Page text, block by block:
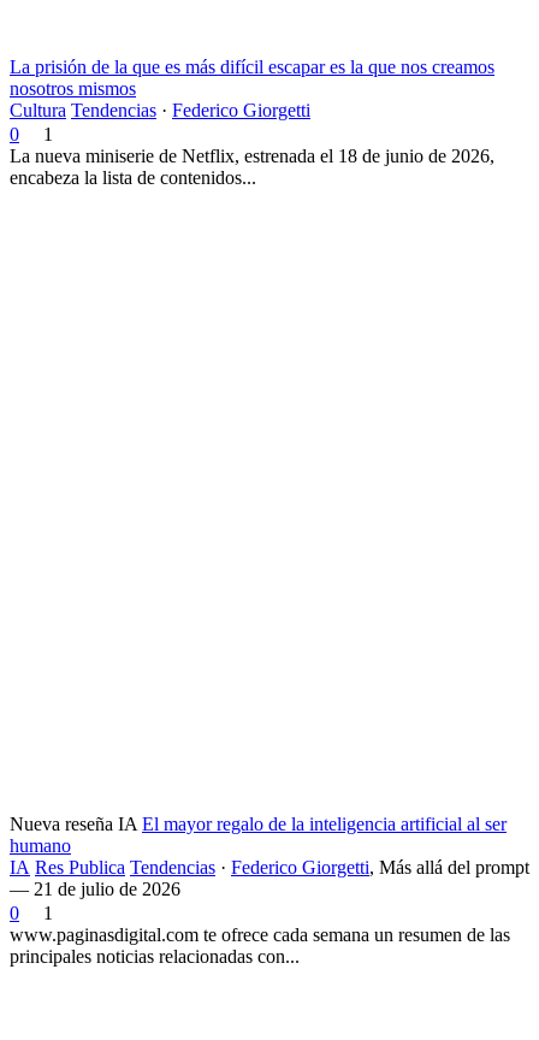
La prisión de la que es más difícil escapar es la que nos creamos
nosotros mismos
Cultura Tendencias · Federico Giorgetti
0
1
La nueva miniserie de Netflix, estrenada el 18 de junio de 2026,
encabeza la lista de contenidos...
Nueva reseña IA El mayor regalo de la inteligencia artificial al ser
humano
IA Res Publica Tendencias · Federico Giorgetti, Más allá del prompt
— 21 de julio de 2026
0
1
www.paginasdigital.com te ofrece cada semana un resumen de las
principales noticias relacionadas con...